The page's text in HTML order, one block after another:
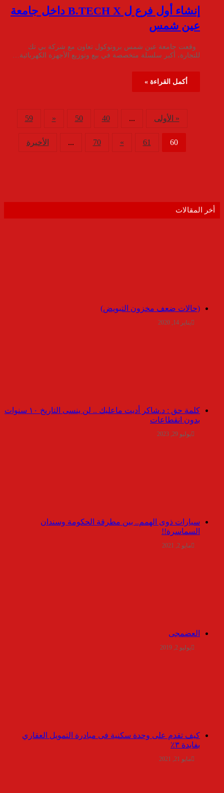
إنشاء أول فرع ل B.TECH X داخل جامعة
عين شمس
وقعت جامعة عين شمس بروتوكول تعاون مع شركة بي تك
للتجارة، أكبر سلسلة متخصصة في بيع وتوزيع الأجهزة الكهربائية…
أكمل القراءة »
« الأولى ...
40
50
«
59
60
61
»
70
... الأخيرة
أخر المقالات
(حالات ضعف مخزون التبويض)
يناير 14, 2020
كلمة حق : د.شاكر أديت ماعليك .. لن ينسى التاريخ ١٠ سنوات
بدون انقطاعات
يوليو 29, 2023
سيارات ذوى الهمم.. بين مطرقة الحكومة وسندان
السماسرة!!
مايو 2, 2021
العضمجى
يوليو 2, 2019
كيف تقدم على وحدة سكنية فى مبادرة التمويل العقاري
بفايدة ٣٪
مايو 21, 2021